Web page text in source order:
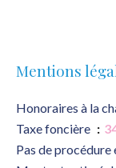
Mentions
Honoraires à la
Taxe foncière
Pas de procédure